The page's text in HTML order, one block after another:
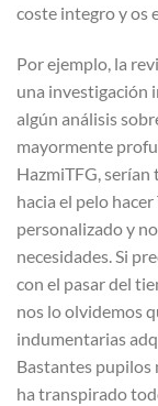
coste integro y os
Por ejemplo, la
una investigación
algún análisis
mayormente
HazmiTFG,
hacia el pelo
personalizado y
necesidades. Si
con el pasar del
nos lo olvidemos
indumentarias
Bastantes pupilos
ha transpirado